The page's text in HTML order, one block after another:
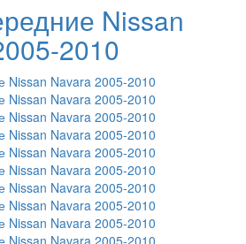
Nissan
2010